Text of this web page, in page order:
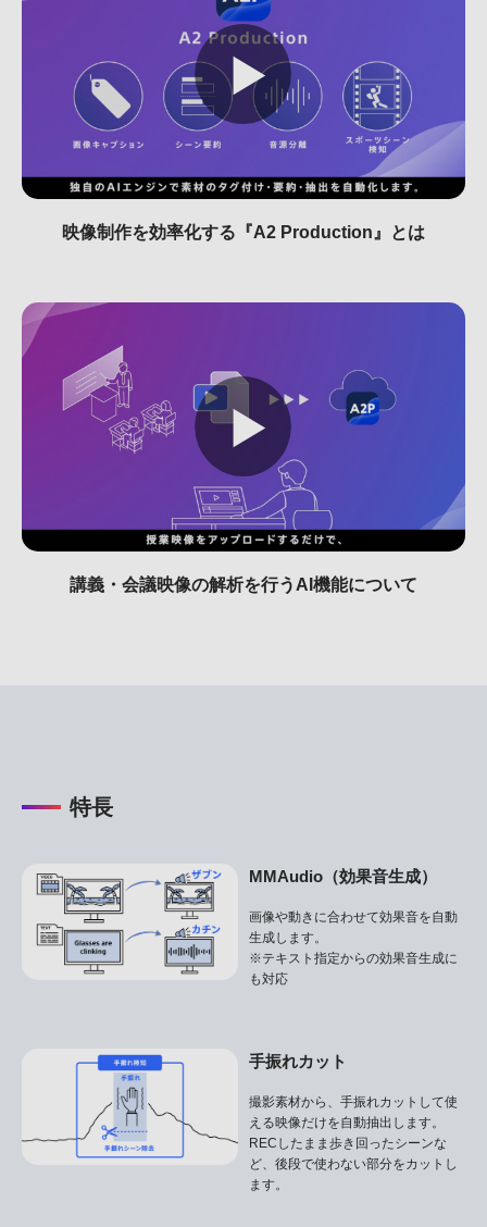
映像制作を効率化する『A2 Production』とは
講義・会議映像の解析を行うAI機能について
特長
MMAudio（効果音生成）
画像や動きに合わせて効果音を自動
生成します。
※テキスト指定からの効果音生成に
も対応
手振れカット
撮影素材から、手振れカットして使
える映像だけを自動抽出します。
RECしたまま歩き回ったシーンな
ど、後段で使わない部分をカットし
ます。